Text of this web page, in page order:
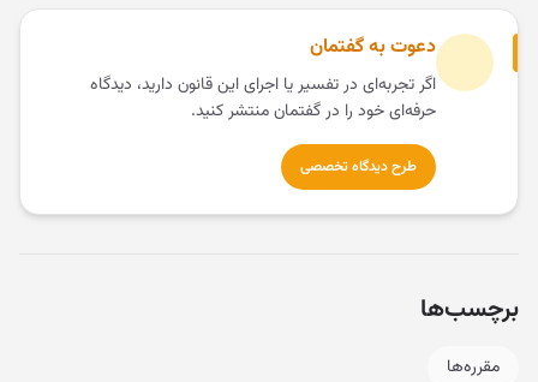
دعوت به گفتمان
اگر تجربه‌ای در تفسیر یا اجرای این قانون دارید، دیدگاه
حرفه‌ای خود را در گفتمان منتشر کنید.
طرح دیدگاه تخصصی
برچسب‌ها
مقرره‌ها